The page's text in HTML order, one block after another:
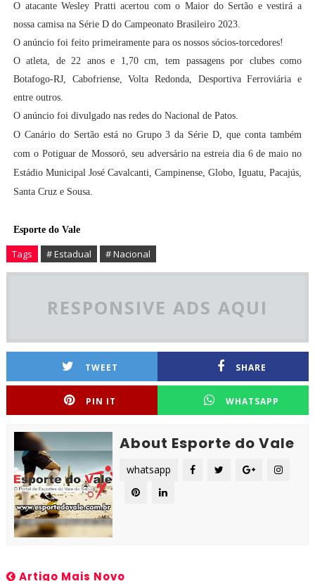
O atacante Wesley Pratti acertou com o Maior do Sertão e vestirá a
nossa camisa na Série D do Campeonato Brasileiro 2023.
O anúncio foi feito primeiramente para os nossos sócios-torcedores!
O atleta, de 22 anos e 1,70 cm, tem passagens por clubes como
Botafogo-RJ, Cabofriense, Volta Redonda, Desportiva Ferroviária e
entre outros.
O anúncio foi divulgado nas redes do Nacional de Patos.
O Canário do Sertão está no Grupo 3 da Série D, que conta também
com o Potiguar de Mossoró, seu adversário na estreia dia 6 de maio no
Estádio Municipal José Cavalcanti, Campinense, Globo, Iguatu, Pacajús,
Santa Cruz e Sousa.
Esporte do Vale
Tags # Estadual # Nacional
RESPONSIVE ADS AQUI
TWEET SHARE
PIN IT WHATSAPP
About Esporte do Vale
whatsapp
Artigo Mais Novo